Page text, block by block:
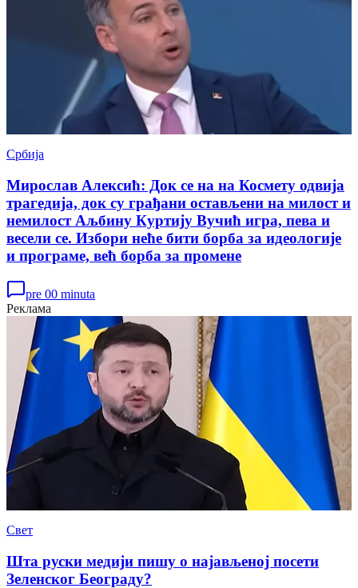
Србија
Мирослав Алексић: Док се на на Космету одвија
трагедија, док су грађани остављени на милост и
немилост Аљбину Куртију Вучић игра, пева и
весели се. Избори неће бити борба за идеологије
и програме, већ борба за промене
pre 00 minuta
Реклама
Свет
Шта руски медији пишу о најављеној посети
Зеленског Београду?